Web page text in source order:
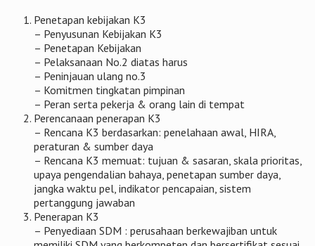
Penetapan kebijakan K3
– Penyusunan Kebijakan K3
– Penetapan Kebijakan
– Pelaksanaan No.2 diatas harus
– Peninjauan ulang no.3
– Komitmen tingkatan pimpinan
– Peran serta pekerja & orang lain di tempat
Perencanaan penerapan K3
– Rencana K3 berdasarkan: penelahaan awal, HIRA,
peraturan & sumber daya
– Rencana K3 memuat: tujuan & sasaran, skala prioritas,
upaya pengendalian bahaya, penetapan sumber daya,
jangka waktu pel, indikator pencapaian, sistem
pertanggung jawaban
Penerapan K3
– Penyediaan SDM : perusahaan berkewajiban untuk